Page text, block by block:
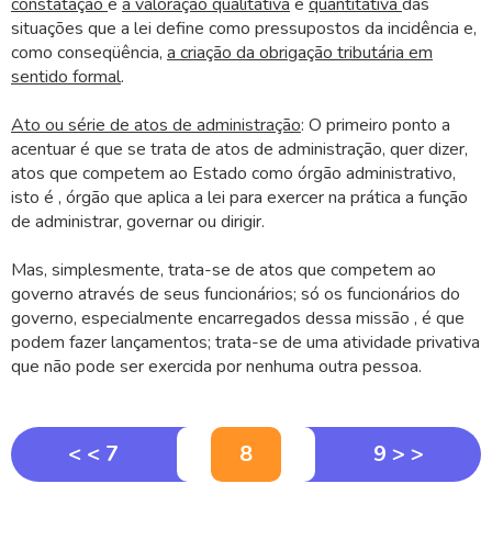
situações que a lei define como pressupostos da incidência e,
como conseqüência, a criação da obrigação tributária em
sentido formal.
Ato ou série de atos de administração: O primeiro ponto a
acentuar é que se trata de atos de administração, quer dizer,
atos que competem ao Estado como órgão administrativo,
isto é , órgão que aplica a lei para exercer na prática a função
de administrar, governar ou dirigir.
Mas, simplesmente, trata-se de atos que competem ao
governo através de seus funcionários; só os funcionários do
governo, especialmente encarregados dessa missão , é que
podem fazer lançamentos; trata-se de uma atividade privativa
que não pode ser exercida por nenhuma outra pessoa.
< < 7 8 9 > >